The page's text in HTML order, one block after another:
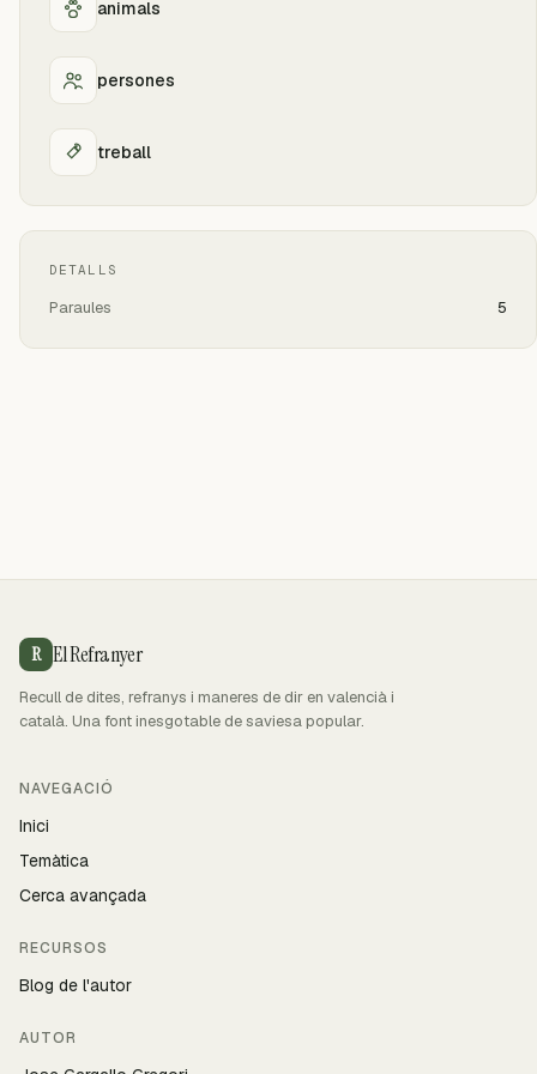
animals
persones
treball
DETALLS
Paraules 5
R El Refranyer
Recull de dites, refranys i maneres de dir en valencià i
català. Una font inesgotable de saviesa popular.
NAVEGACIÓ
Inici
Temàtica
Cerca avançada
RECURSOS
Blog de l'autor
AUTOR